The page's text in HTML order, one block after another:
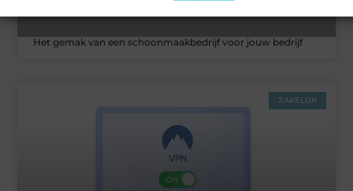
Het gemak van een schoonmaakbedrijf voor jouw bedrijf
ZAKELIJK